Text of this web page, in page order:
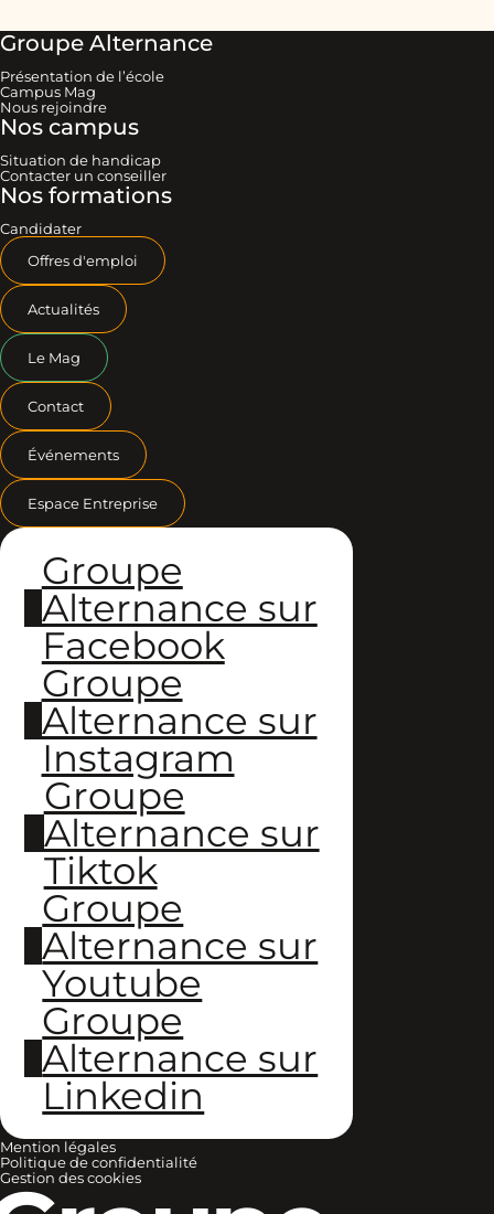
Groupe Alternance
Présentation de l’école
Campus Mag
Nous rejoindre
Nos campus
Situation de handicap
Contacter un conseiller
Nos formations
Candidater
Offres d'emploi
Actualités
Le Mag
Contact
Événements
Espace Entreprise
Groupe
Alternance sur
Facebook
Groupe
Alternance sur
Instagram
Groupe
Alternance sur
Tiktok
Groupe
Alternance sur
Youtube
Groupe
Alternance sur
Linkedin
Mention légales
Politique de confidentialité
Gestion des cookies